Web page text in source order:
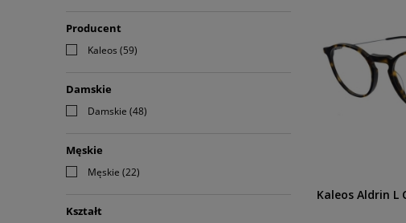
Producent
Kaleos (59)
Damskie
Damskie (48)
Męskie
Męskie (22)
Kształt
Kaleos Aldrin L